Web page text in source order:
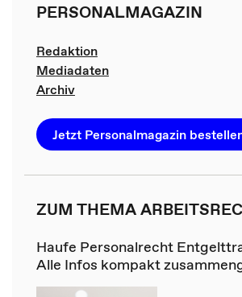
PERSONALMAGAZIN
Redaktion
Mediadaten
Archiv
Jetzt Personalmagazin
ZUM THEMA
Haufe Personalrecht
Alle Infos kompakt